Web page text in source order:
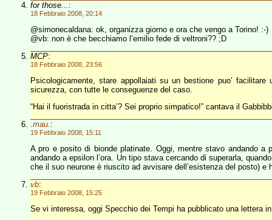
for those... :
18 Febbraio 2008, 20:14
@simonecaldana: ok, organizza giorno e ora che vengo a Torino! :-)
@vb: non è che becchiamo l’emilio fede di veltroni?? ;D
MCP:
18 Febbraio 2008, 23:56
Psicologicamente, stare appollaiati su un bestione puo’
sicurezza, con tutte le conseguenze del caso.
“Hai il fuoristrada in citta’? Sei proprio simpatico!” cantava il
.mau. :
19 Febbraio 2008, 15:11
A pro e posito di bionde platinate. Oggi, mentre stavo andando a
andando a epsilon l’ora. Un tipo stava cercando di superarla,
che il suo neurone è riuscito ad avvisare dell’esistenza del posto)
vb:
19 Febbraio 2008, 15:25
Se vi interessa, oggi Specchio dei Tempi ha pubblicato una lettera